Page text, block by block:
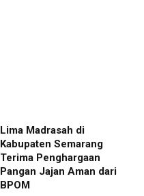
Lima Madrasah di
Kabupaten Semarang
Terima Penghargaan
Pangan Jajan Aman dari
BPOM